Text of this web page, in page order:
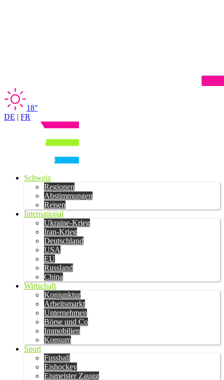
18°
DE | FR
Schweiz
Regionen
Abstimmungen
Reisen
International
Ukraine-Krieg
Iran-Krieg
Deutschland
USA
EU
Russland
China
Wirtschaft
Konjunktur
Arbeitsmarkt
Unternehmen
Börse und Co
Immobilien
Konsum
Sport
Fussball
Eishockey
Eismeister Zaugg